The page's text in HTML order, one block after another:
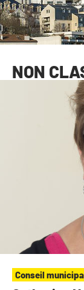
NON
Conseil